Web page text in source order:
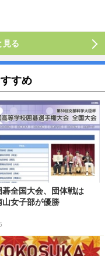
見る
すめ
碁全国大会、団体戦は
山女子部が優勝